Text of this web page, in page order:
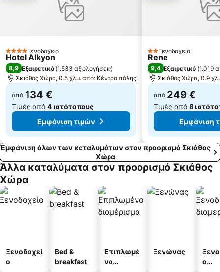
Παραδοσιακός οικισμός Τρικερίου
Πτελεός
Παραδοσιακός Οικισμός Τσαγκαράδας
Τσοκαΐτη
Νησιώτισσα
4 ΑστέριαΞενοδοχείο
Hotel Alkyon
8,9 Εξαιρετικό (1.533 αξιολογήσεις)
Σκιάθος Χώρα, 0.5 χλμ. από: Κέντρο πόλης
από 134 €
Τιμές από 4 ιστότοπους
Εμφάνιση τιμών
2 Αστέρια
Ξενοδοχείο
Rene
9,4 Εξαιρετικό (1.019
Σκιάθος Χώρα, 0.9
από 249 €
Τιμές από 8
Εμφάνιση
Εμφάνιση όλων των καταλυμάτων στον προορισμό Σκιάθος
Χώρα
Άλλα καταλύματα στον προορισμό Σκιάθος
Χώρα
Ξενοδοχεί
ο
Bed &
breakfast
Επιπλωμέ
νο
Ξενώνας
ο